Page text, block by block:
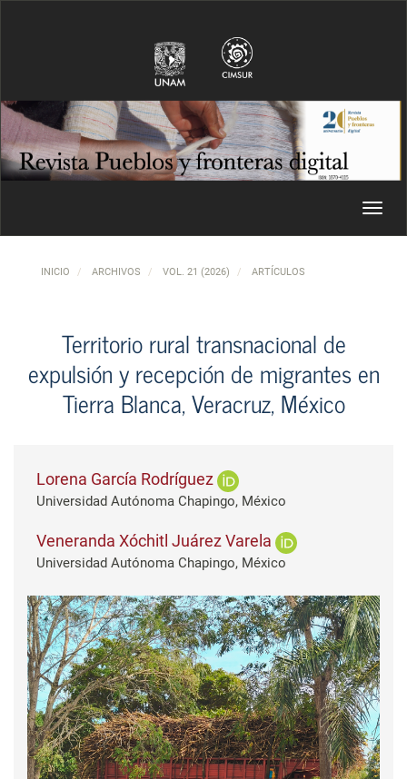
INICIO ARCHIVOS VOL. 21 (2026) ARTÍCULOS
Territorio rural transnacional de
expulsión y recepción de migrantes en
Tierra Blanca, Veracruz, México
Lorena García Rodríguez
Universidad Autónoma Chapingo, México
Veneranda Xóchitl Juárez Varela
Universidad Autónoma Chapingo, México
Barra lateral del artículo